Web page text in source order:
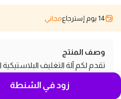
14 يوم إسترجاع مجاني
وصف المنتج
تقدم لكم آلة التغليف
بقطر 400 مم الحل المثالي
زود في الشنطة